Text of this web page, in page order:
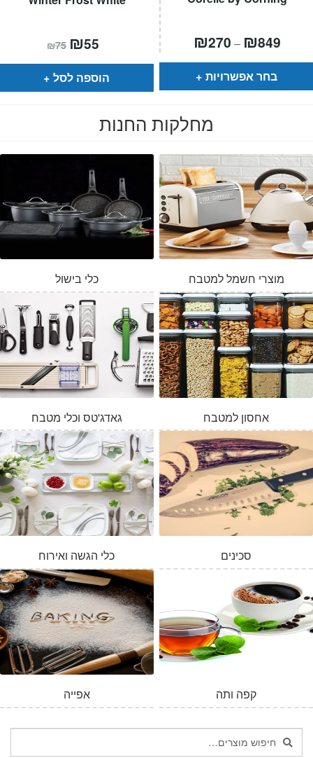
המלאי אזל
₪75 המחיר
המקורי
היה:
₪75.
₪55
הוא:
הוספה לסל
₪270 – ₪849טווח
⁦₪270⁩
בחר אפשרויות
מחלקות החנות
כלי בישול מוצרי חשמל למטבח
גאדג'טס וכלי מטבח אחסון למטבח
כלי הגשה ואירוח סכינים
אפייה קפה ותה
חיפוש
עבור:
חיפוש